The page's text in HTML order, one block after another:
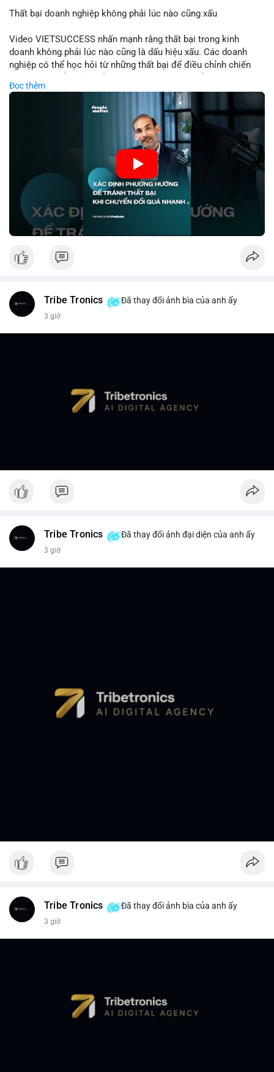
Thất bại doanh nghiệp không phải lúc nào cũng xấu
Video VIETSUCCESS nhấn mạnh rằng thất bại trong kinh
doanh không phải lúc nào cũng là dấu hiệu xấu. Các doanh
nghiệp có thể học hỏi từ những thất bại để điều chỉnh chiến
trình. Trong lĩnh vực tài chính và crypto, hiểu rõ nguyên nhân
thất bại giúp quản lý rủi ro hiệu quả và tránh lặp lại sai lầm.
Điều này đặc biệt quan trọng khi áp dụng vào các mô hình kinh
doanh mới hoặc đầu tư vào dự án blockchain.
🎥 Xem video trực tiếp tại:
Nguồn: VIETSUCCESS
Đọc thêm
Tribe Tronics Đã thay đổi ảnh bìa của anh ấy
3 giờ
Tribe Tronics Đã thay đổi ảnh đại diện của anh ấy
3 giờ
Tribe Tronics Đã thay đổi ảnh bìa của anh ấy
3 giờ